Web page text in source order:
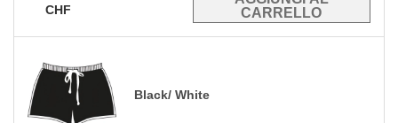
CHF
Black/ White